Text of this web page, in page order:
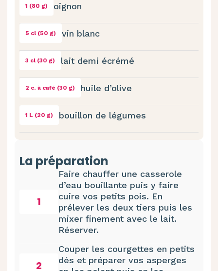
1 (80 g) oignon
5 cl (50 g) vin blanc
3 cl (30 g) lait demi écrémé
2 c. à café (30 g) huile d’olive
1 L (20 g) bouillon de légumes
La préparation
1
Faire chauffer une casserole
d’eau bouillante puis y faire
cuire vos petits pois. En
prélever les deux tiers puis les
mixer finement avec le lait.
Réserver.
2
Couper les courgettes en petits
dés et préparer vos asperges